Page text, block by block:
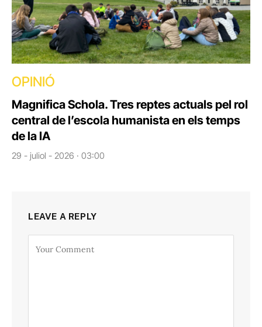
OPINIÓ
Magnifica Schola. Tres reptes actuals pel rol
central de l’escola humanista en els temps
de la IA
29 - juliol - 2026 · 03:00
LEAVE A REPLY